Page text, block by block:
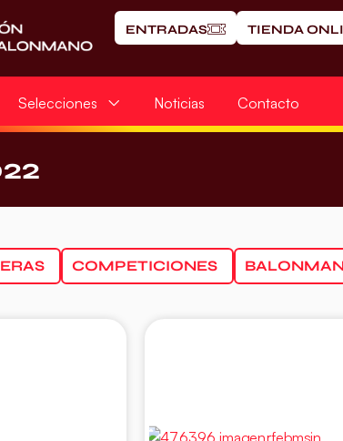
ENTRADAS TIENDA
Selecciones Noticias Contacto
COMPETICIONES